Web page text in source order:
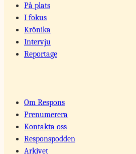
På plats
I fokus
Krönika
Intervju
Reportage
Om Respons
Prenumerera
Kontakta oss
Responspodden
Arkivet